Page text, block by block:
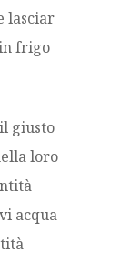
lasciar
frigo
giusto
loro
acqua